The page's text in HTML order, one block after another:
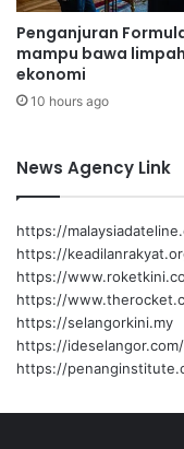
i
p
e
n
j
i
n
S
T
E
M
n
s
e
r
d
h
u
Penganjuran
mampu bawa
ekonomi
10 hours ago
News Agency Link
https://
https://
https://
https://
https://selangorkini.my
https://ideselangor.com/
https://